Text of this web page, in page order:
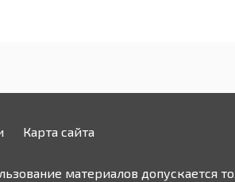
Карта сайта
материалов допускается